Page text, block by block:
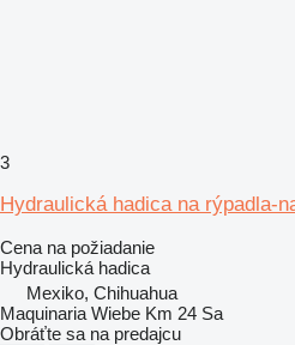
3
Hydraulická hadica na rýpadla-
Cena na požiadanie
Hydraulická hadica
Mexiko, Chihuahua
Maquinaria Wiebe Km 24 Sa
Obráťte sa na predajcu